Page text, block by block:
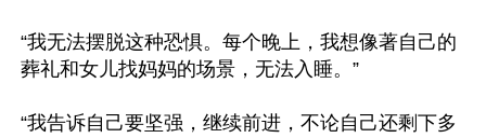
“我无法摆脱这种恐惧。每个晚上，我想像著自己的
葬礼和女儿找妈妈的场景，无法入睡。”
“我告诉自己要坚强，继续前进，不论自己还剩下多